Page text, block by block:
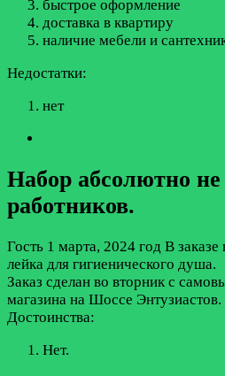
быстрое оформление
доставка в квартиру
наличие мебели и
Недостатки:
нет
Набор абсолютно
работников.
Гость 1 марта, 2024 год В
лейка для гигиенического душа.
Заказ сделан во вторник с
магазина на Шоссе Энтузиастов.
Достоинства:
Нет.